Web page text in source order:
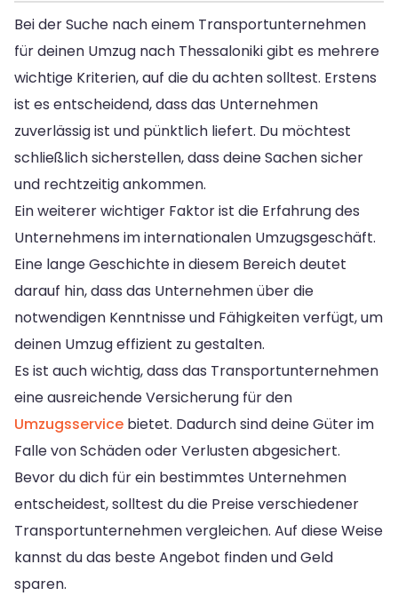
Bei der Suche nach einem Transportunternehmen
für deinen Umzug nach Thessaloniki gibt es mehrere
wichtige Kriterien, auf die du achten solltest. Erstens
ist es entscheidend, dass das Unternehmen
zuverlässig ist und pünktlich liefert. Du möchtest
schließlich sicherstellen, dass deine Sachen sicher
und rechtzeitig ankommen.
Ein weiterer wichtiger Faktor ist die Erfahrung des
Unternehmens im internationalen Umzugsgeschäft.
Eine lange Geschichte in diesem Bereich deutet
darauf hin, dass das Unternehmen über die
notwendigen Kenntnisse und Fähigkeiten verfügt, um
deinen Umzug effizient zu gestalten.
Es ist auch wichtig, dass das Transportunternehmen
eine ausreichende Versicherung für den
Umzugsservice bietet. Dadurch sind deine Güter im
Falle von Schäden oder Verlusten abgesichert.
Bevor du dich für ein bestimmtes Unternehmen
entscheidest, solltest du die Preise verschiedener
Transportunternehmen vergleichen. Auf diese Weise
kannst du das beste Angebot finden und Geld
sparen.